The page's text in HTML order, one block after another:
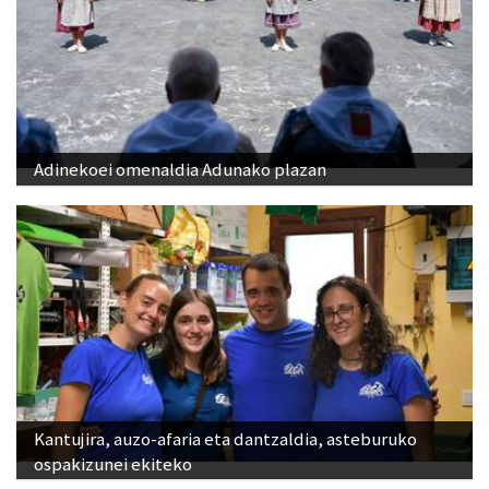
Adinekoei omenaldia Adunako plazan
Kantujira, auzo-afaria eta dantzaldia, asteburuko
ospakizunei ekiteko